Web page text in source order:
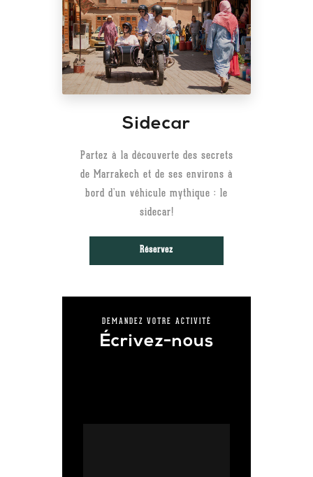
Sidecar
Partez à la découverte des secrets
de Marrakech et de ses environs à
bord d’un véhicule mythique : le
sidecar!
Réservez
DEMANDEZ VOTRE ACTIVITÉ
Écrivez-nous